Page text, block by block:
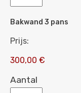
Bakwand 3 pans
Prijs:
300,00 €
Aantal